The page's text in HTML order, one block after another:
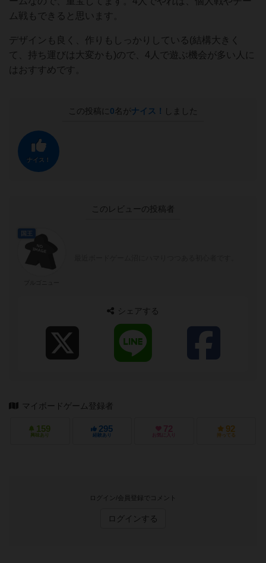
ム戦もできると思います。
デザインも良く、作りもしっかりしている(結構大きく
て、持ち運びは大変かも)ので、4人で遊ぶ機会が多い人に
はおすすめです。
この投稿に 0名がナイス！ しました
ナイス！
このレビューの投稿者
国王
シェアする
マイボードゲーム登録者
159
興味あり
295
経験あり
72
お気に入り
92
持ってる
ログイン/会員登録でコメント
ログインする